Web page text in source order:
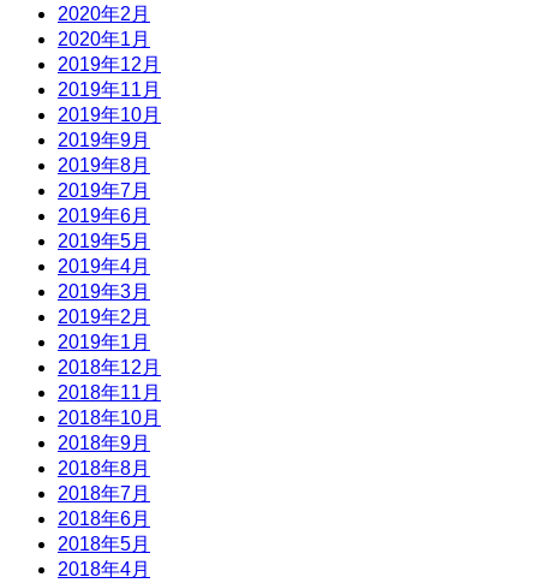
2020年2月
2020年1月
2019年12月
2019年11月
2019年10月
2019年9月
2019年8月
2019年7月
2019年6月
2019年5月
2019年4月
2019年3月
2019年2月
2019年1月
2018年12月
2018年11月
2018年10月
2018年9月
2018年8月
2018年7月
2018年6月
2018年5月
2018年4月